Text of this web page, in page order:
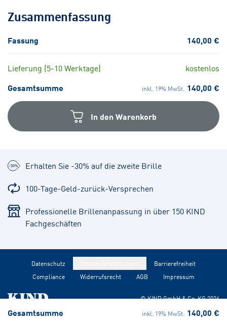
Zusammenfassung
Fassung 140,00 €
Lieferung (5-10 Werktage)
kostenlos
Gesamtsumme
inkl. 19% MwSt. 140,00 €
In den Warenkorb
Gesamtsumme inkl. 19% MwSt. 140,00 €
Erhalten Sie -30% auf die zweite Brille
100-Tage-Geld-zurück-Versprechen
Professionelle Brillenanpassung in über 150 KIND
Fachgeschäften
© KIND GmbH & Co. KG2026
Datenschutz
Barrierefreiheit
Compliance
Widerrufsrecht AGB Impressum